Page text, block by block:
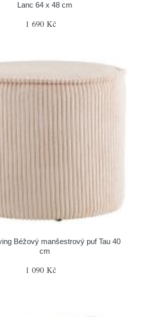
Lanc 64 x 48 cm
1 690 Kč
Béžový manšestrový puf Tau 40
cm
1 090 Kč